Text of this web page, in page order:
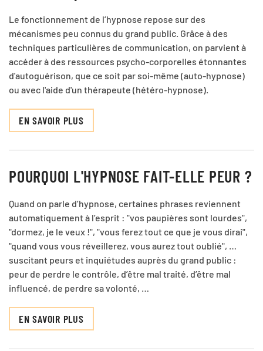
Le fonctionnement de l’hypnose repose sur des
mécanismes peu connus du grand public. Grâce à des
techniques particulières de communication, on parvient à
accéder à des ressources psycho-corporelles étonnantes
d'autoguérison, que ce soit par soi-même (auto-hypnose)
ou avec l'aide d'un thérapeute (hétéro-hypnose).
EN SAVOIR PLUS
POURQUOI L'HYPNOSE FAIT-ELLE PEUR ?
Quand on parle d’hypnose, certaines phrases reviennent
automatiquement à l’esprit : "vos paupières sont lourdes",
"dormez, je le veux !", "vous ferez tout ce que je vous dirai",
"quand vous vous réveillerez, vous aurez tout oublié", …
suscitant peurs et inquiétudes auprès du grand public :
peur de perdre le contrôle, d’être mal traité, d’être mal
influencé, de perdre sa volonté, …
EN SAVOIR PLUS